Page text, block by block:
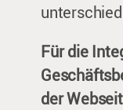
Für die
der